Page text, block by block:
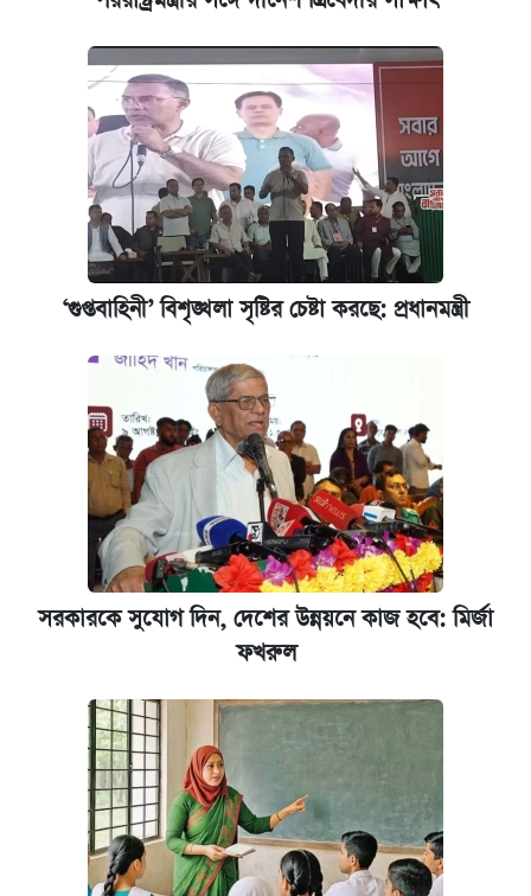
পিএসসিতে আরও চার সদস্য নিয়োগ
প্রতিষ্ঠান প্রধানদের ভাইভা শুরুর নির্দেশ শিক্ষামন্ত্রীর
‘গুপ্তবাহিনী’ বিশৃঙ্খলা সৃষ্টির চেষ্টা করছে: প্রধানমন্ত্রী
সরকারকে সুযোগ দিন, দেশের উন্নয়নে কাজ হবে: মির্জা
ফখরুল